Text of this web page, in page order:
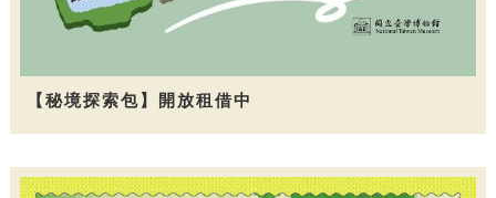
【秘境探索包】開放租借中